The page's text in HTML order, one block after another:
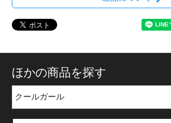
ほかの商品を探す